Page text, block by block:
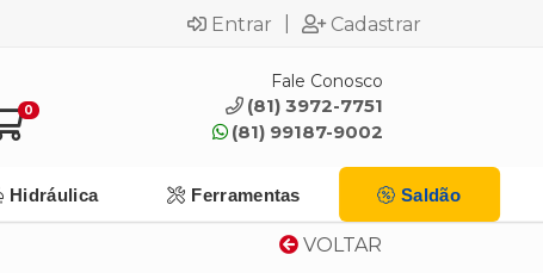
Entrar Cadastrar
0
Fale Conosco
(81) 3972-7751
(81) 99187-9002
Hidráulica Ferramentas Saldão
VOLTAR